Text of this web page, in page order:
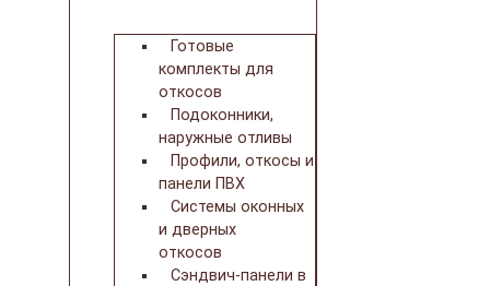
Готовые
комплекты для
откосов
Подоконники,
наружные отливы
Профили, откосы и
панели ПВХ
Системы оконных
и дверных
откосов
Сэндвич-панели в